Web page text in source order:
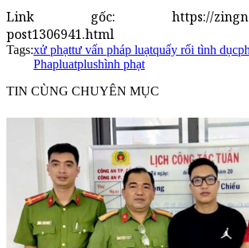
Link gốc: https://zingnews.vn/
post1306941.html
Tags:xử phạttư vấn pháp luạtquấy rối tình dục
Phapluatplushình phạt
TIN CÙNG CHUYÊN MỤC